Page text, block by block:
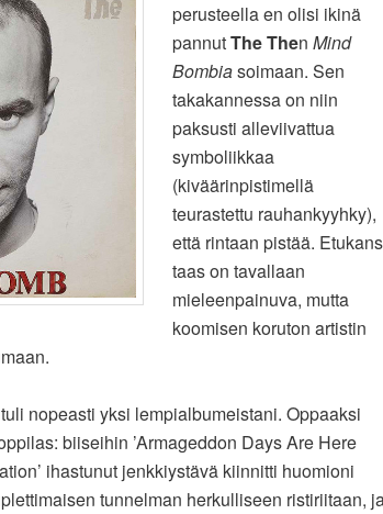
perusteella en olisi ikinä
pannutThe Then Mind
Bombiasoimaan. Sen
takakannessa on niin
paksusti alleviivattua
symboliikkaa
(kiväärinpistimellä
teurastettu rauhankyyhky),
että rintaan pistää.
taas on tavallaan
mieleenpainuva, mutta
koomisen koruton artistin
tuli nopeasti yksi lempialbumeistani. Oppaaksi
biiseihin ’Armageddon Days Are Here
ihastunut jenkkiystävä kiinnitti huomioni
tunnelman herkulliseen ristiriitaan,